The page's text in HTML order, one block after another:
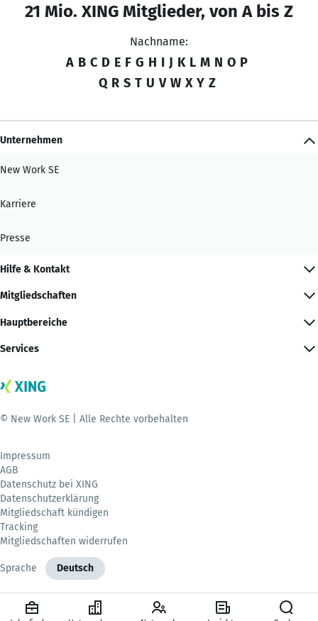
21 Mio. XING Mitglieder, von A bis Z
Nachname:
A B C D E F G H I J K L M N O P
Q R S T U V W X Y Z
Unternehmen
New Work SE
Karriere
Presse
Hilfe & Kontakt
Mitgliedschaften
Hauptbereiche
Services
© New Work SE | Alle Rechte vorbehalten
Impressum
AGB
Datenschutz bei XING
Datenschutzerklärung
Mitgliedschaft kündigen
Tracking
Mitgliedschaften widerrufen
Sprache Deutsch